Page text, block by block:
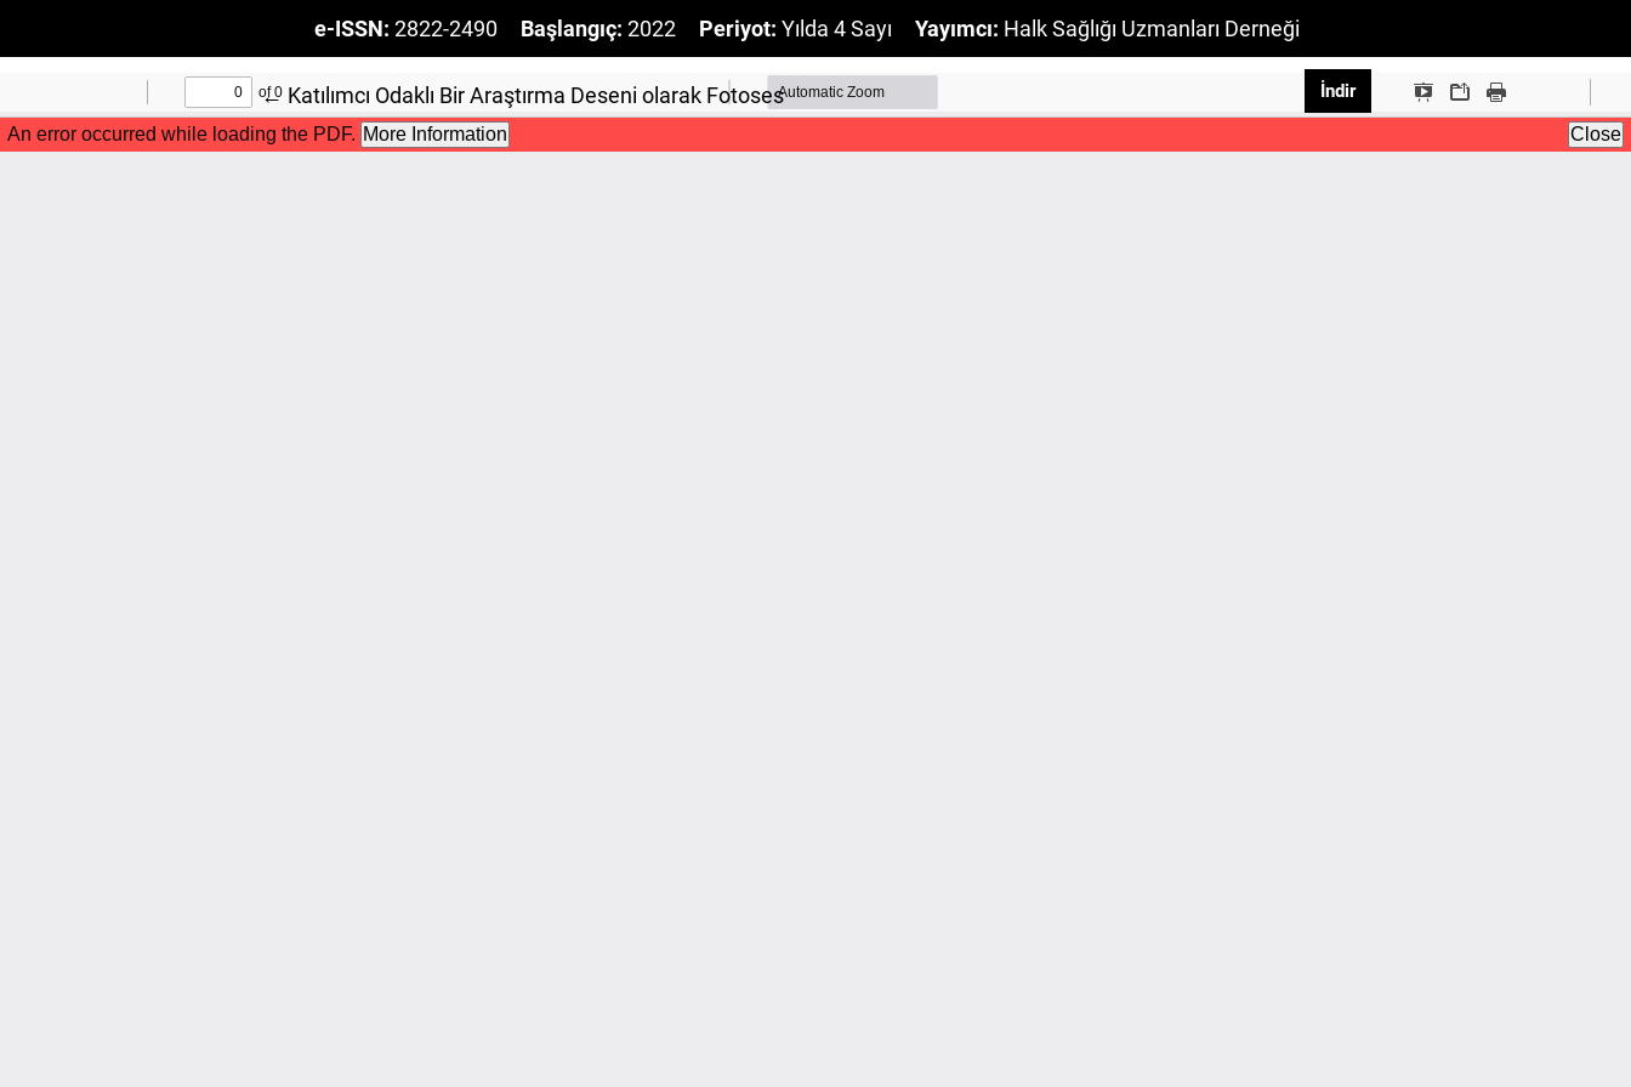
e-ISSN: 2822-2490 Başlangıç: 2022 Periyot: Yılda 4 Sayı Yayımcı: Halk Sağlığı Uzmanları Derneği
← Makale Detayına Dönün
Katılımcı Odaklı Bir Araştırma Deseni olarak Fotoses İndirPDF İndir